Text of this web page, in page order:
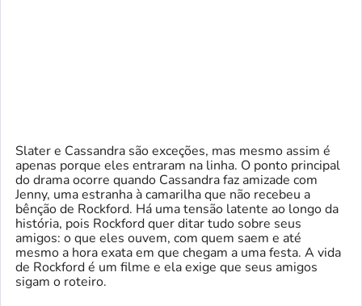
Slater e Cassandra são exceções, mas mesmo assim é
apenas porque eles entraram na linha. O ponto principal
do drama ocorre quando Cassandra faz amizade com
Jenny, uma estranha à camarilha que não recebeu a
bênção de Rockford. Há uma tensão latente ao longo da
história, pois Rockford quer ditar tudo sobre seus
amigos: o que eles ouvem, com quem saem e até
mesmo a hora exata em que chegam a uma festa. A vida
de Rockford é um filme e ela exige que seus amigos
sigam o roteiro.